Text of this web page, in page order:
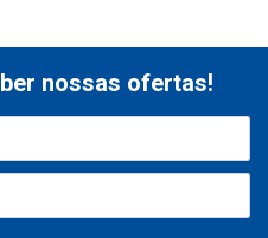
nossas ofertas!